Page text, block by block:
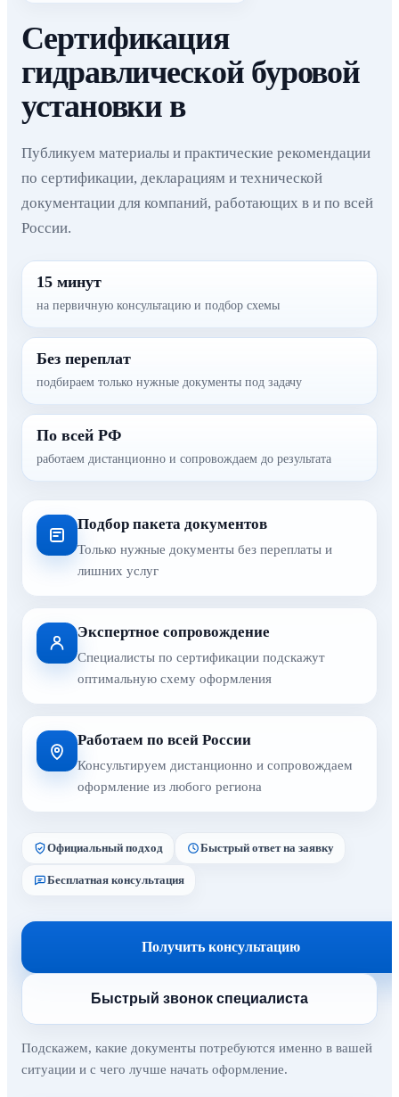
Сертификация
гидравлической буровой
установки в
Публикуем материалы и практические рекомендации
по сертификации, декларациям и технической
документации для компаний, работающих в и по всей
России.
15 минут
на первичную консультацию и подбор схемы
Без переплат
подбираем только нужные документы под задачу
По всей РФ
работаем дистанционно и сопровождаем до результата
Подбор пакета документов
Только нужные документы без переплаты и
лишних услуг
Экспертное сопровождение
Специалисты по сертификации подскажут
оптимальную схему оформления
Работаем по всей России
Консультируем дистанционно и сопровождаем
оформление из любого региона
Официальный подход Быстрый ответ на заявку
Бесплатная консультация
Получить консультацию
Быстрый звонок специалиста
Подскажем, какие документы потребуются именно в вашей
ситуации и с чего лучше начать оформление.